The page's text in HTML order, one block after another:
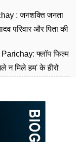
: जनशक्ति जनता
परिवार और पिता की
फ्लॉप फिल्म
न मिले हम' के हीरो